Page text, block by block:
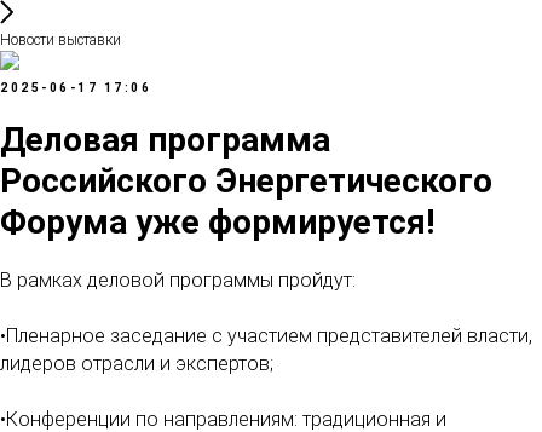
Новости выставки
2025-06-17 17:06
Деловая программа
Российского Энергетического
Форума уже формируется!
В рамках деловой программы пройдут:
•Пленарное заседание с участием представителей власти,
лидеров отрасли и экспертов;
•Конференции по направлениям: традиционная и